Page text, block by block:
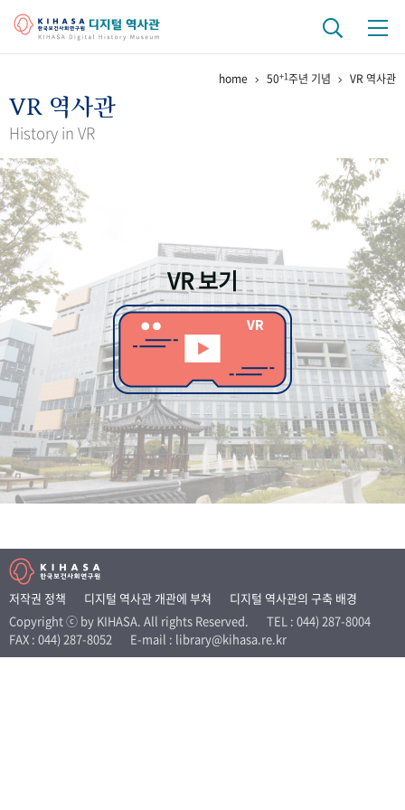
걸어온 길 기관 변천사
연구 역사
정책과 연구
간행물 변천사
기록물 아카이브
사진 아카이브 문서 기록물 행정박물 영상 기록물
50 주년 기념
성과 50선 숫자로 보는 50년 50 +1주년 광장
세계와 함께 한 KIHASA
VR 역사관
home 50+1주년 기념 VR 역사관
VR 역사관
History in VR
VR 보기
저작권 정책 디지털 역사관 개관에 부쳐
디지털 역사관의 구축 배경
Copyright ⓒ by KIHASA. All rights Reserved.
TEL : 044) 287-8004
FAX : 044) 287-8052
E-mail : library@kihasa.re.kr